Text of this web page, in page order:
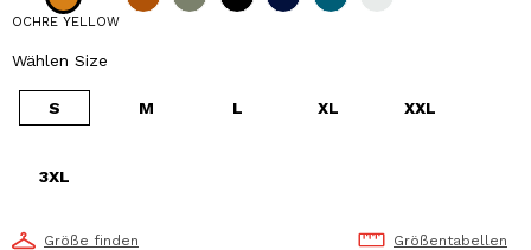
OCHRE YELLOW
Wählen Size
S M L XL XXL
3XL
Größe finden Größentabellen